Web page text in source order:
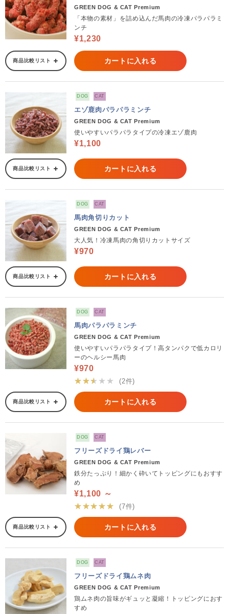
GREEN DOG & CAT Premium
「本物の素材」を詰め込んだ馬肉の冷凍パラパラミ
ンチ
¥1,230
商品比較リスト カートに入れる
DOG CAT
エゾ鹿肉パラパラミンチ
GREEN DOG & CAT Premium
使いやすいパラパラタイプの冷凍エゾ鹿肉
¥1,100
商品比較リスト カートに入れる
DOG CAT
馬肉角切りカット
GREEN DOG & CAT Premium
大人気！冷凍馬肉の角切りカットサイズ
¥970
商品比較リスト カートに入れる
DOG CAT
馬肉パラパラミンチ
GREEN DOG & CAT Premium
使いやすいパラパラタイプ！高タンパクで低カロリ
ーのヘルシー馬肉
¥970
★★★★★
(2件)
商品比較リスト カートに入れる
DOG CAT
フリーズドライ鶏レバー
GREEN DOG & CAT Premium
鉄分たっぷり！細かく砕いてトッピングにもおすす
め
¥1,100 ～
★★★★★
(7件)
商品比較リスト カートに入れる
DOG CAT
フリーズドライ鶏ムネ肉
GREEN DOG & CAT Premium
鶏ムネ肉の旨味がギュッと凝縮！トッピングにおす
すめ